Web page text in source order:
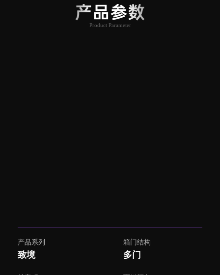
产品参数
Product Parameter
产品系列
致境
箱门结构
多门